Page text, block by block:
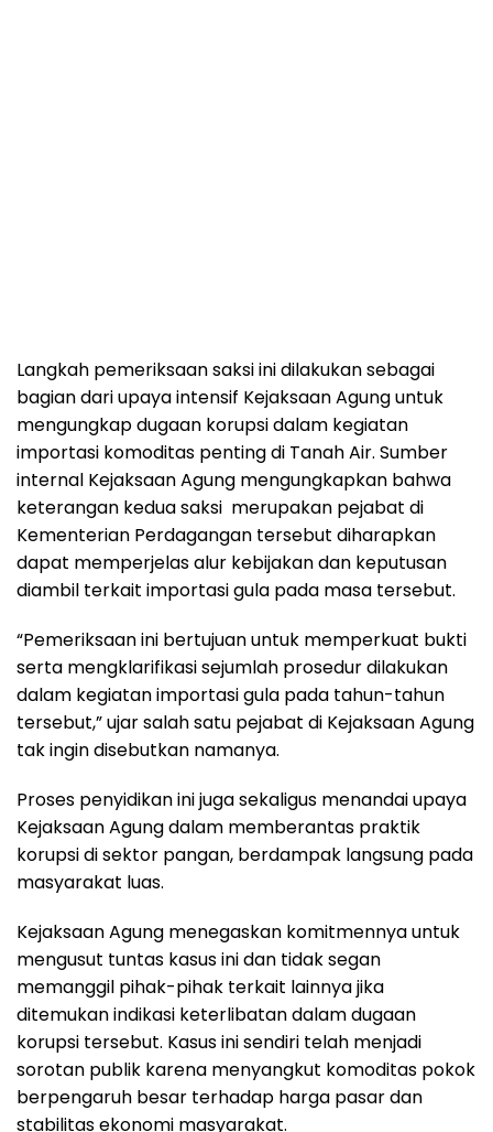
Langkah pemeriksaan saksi ini dilakukan sebagai
bagian dari upaya intensif Kejaksaan Agung untuk
mengungkap dugaan korupsi dalam kegiatan
importasi komoditas penting di Tanah Air. Sumber
internal Kejaksaan Agung mengungkapkan bahwa
keterangan kedua saksi merupakan pejabat di
Kementerian Perdagangan tersebut diharapkan
dapat memperjelas alur kebijakan dan keputusan
diambil terkait importasi gula pada masa tersebut.
“Pemeriksaan ini bertujuan untuk memperkuat bukti
serta mengklarifikasi sejumlah prosedur dilakukan
dalam kegiatan importasi gula pada tahun-tahun
tersebut,” ujar salah satu pejabat di Kejaksaan Agung
tak ingin disebutkan namanya.
Proses penyidikan ini juga sekaligus menandai upaya
Kejaksaan Agung dalam memberantas praktik
korupsi di sektor pangan, berdampak langsung pada
masyarakat luas.
Kejaksaan Agung menegaskan komitmennya untuk
mengusut tuntas kasus ini dan tidak segan
memanggil pihak-pihak terkait lainnya jika
ditemukan indikasi keterlibatan dalam dugaan
korupsi tersebut. Kasus ini sendiri telah menjadi
sorotan publik karena menyangkut komoditas pokok
berpengaruh besar terhadap harga pasar dan
stabilitas ekonomi masyarakat.